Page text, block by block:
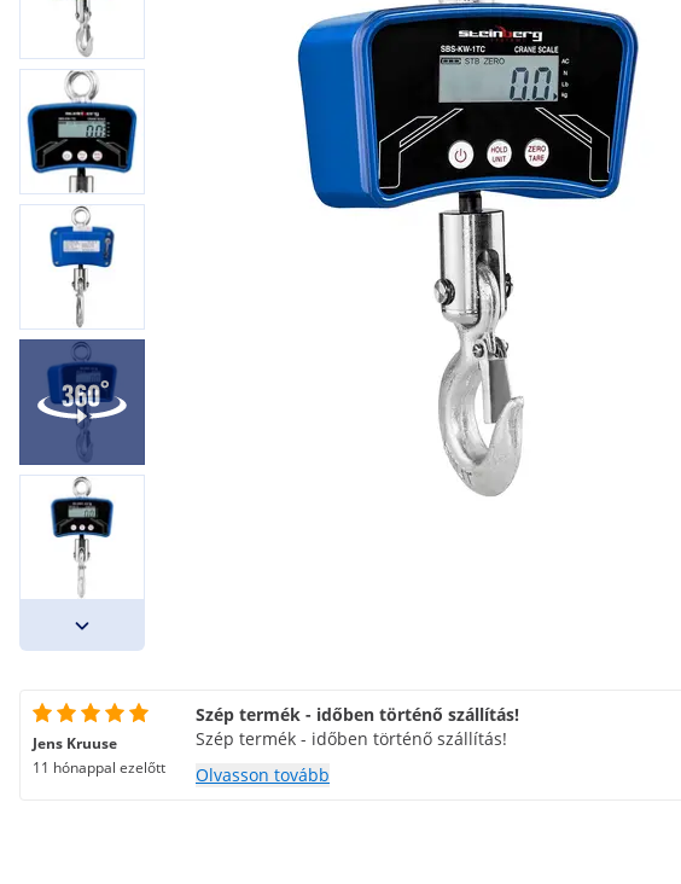
Jens Kruuse
11 hónappal ezelőtt
Szép termék - időben történő szállítás!
Szép termék - időben történő szállítás!
Olvasson tovább